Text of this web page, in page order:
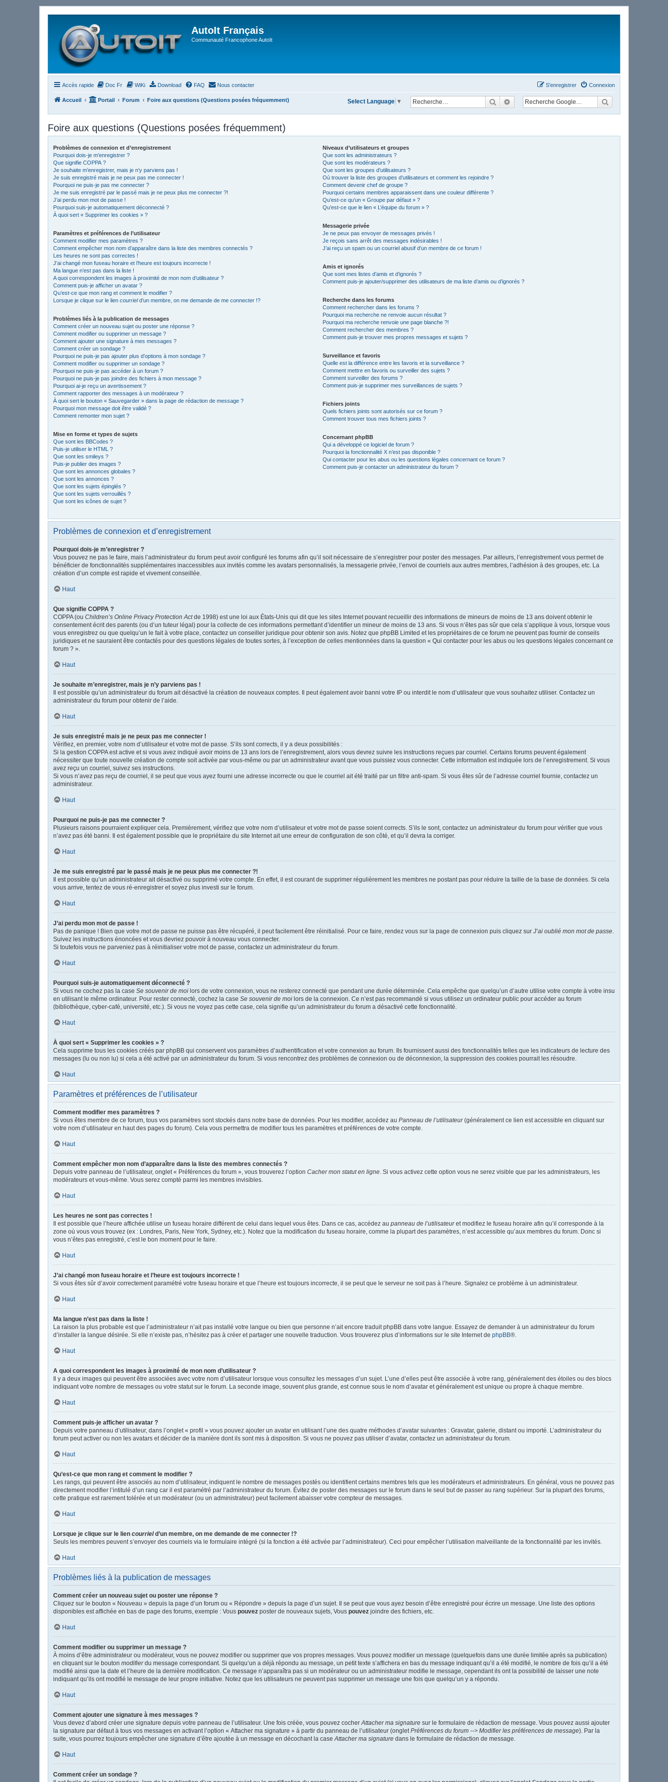
AutoIt Français
Communauté Francophone AutoIt
Accès rapide Doc Fr WiKi Download FAQ Nous contacter Connexion
S’enregistrer
Accueil Portail Forum Foire aux questions (Questions posées fréquemment) RechercherRecherche avancée
Select Language ▼
Foire aux questions (Questions posées fréquemment)
Problèmes de connexion et d’enregistrement
Pourquoi dois-je m’enregistrer ?
Que signifie COPPA ?
Je souhaite m’enregistrer, mais je n’y parviens pas !
Je suis enregistré mais je ne peux pas me connecter !
Pourquoi ne puis-je pas me connecter ?
Je me suis enregistré par le passé mais je ne peux plus me connecter ?!
J’ai perdu mon mot de passe !
Pourquoi suis-je automatiquement déconnecté ?
À quoi sert « Supprimer les cookies » ?
Paramètres et préférences de l’utilisateur
Comment modifier mes paramètres ?
Comment empêcher mon nom d’apparaître dans la liste des membres connectés ?
Les heures ne sont pas correctes !
J’ai changé mon fuseau horaire et l’heure est toujours incorrecte !
Ma langue n’est pas dans la liste !
A quoi correspondent les images à proximité de mon nom d’utilisateur ?
Comment puis-je afficher un avatar ?
Qu’est-ce que mon rang et comment le modifier ?
Lorsque je clique sur le lien courrield’un membre, on me demande de me connecter !?
Problèmes liés à la publication de messages
Comment créer un nouveau sujet ou poster une réponse ?
Comment modifier ou supprimer un message ?
Comment ajouter une signature à mes messages ?
Comment créer un sondage ?
Pourquoi ne puis-je pas ajouter plus d’options à mon sondage ?
Comment modifier ou supprimer un sondage ?
Pourquoi ne puis-je pas accéder à un forum ?
Pourquoi ne puis-je pas joindre des fichiers à mon message ?
Pourquoi ai-je reçu un avertissement ?
Comment rapporter des messages à un modérateur ?
À quoi sert le bouton « Sauvegarder » dans la page de rédaction de message ?
Pourquoi mon message doit être validé ?
Comment remonter mon sujet ?
Mise en forme et types de sujets
Que sont les BBCodes ?
Puis-je utiliser le HTML ?
Que sont les smileys ?
Puis-je publier des images ?
Que sont les annonces globales ?
Que sont les annonces ?
Que sont les sujets épinglés ?
Que sont les sujets verrouillés ?
Que sont les icônes de sujet ?
Niveaux d’utilisateurs et groupes
Que sont les administrateurs ?
Que sont les modérateurs ?
Que sont les groupes d’utilisateurs ?
Où trouver la liste des groupes d’utilisateurs et comment les rejoindre ?
Comment devenir chef de groupe ?
Pourquoi certains membres apparaissent dans une couleur différente ?
Qu’est-ce qu’un « Groupe par défaut » ?
Qu’est-ce que le lien « L’équipe du forum » ?
Messagerie privée
Je ne peux pas envoyer de messages privés !
Je reçois sans arrêt des messages indésirables !
J’ai reçu un spam ou un courriel abusif d’un membre de ce forum !
Amis et ignorés
Que sont mes listes d’amis et d’ignorés ?
Comment puis-je ajouter/supprimer des utilisateurs de ma liste d’amis ou d’ignorés ?
Recherche dans les forums
Comment rechercher dans les forums ?
Pourquoi ma recherche ne renvoie aucun résultat ?
Pourquoi ma recherche renvoie une page blanche ?!
Comment rechercher des membres ?
Comment puis-je trouver mes propres messages et sujets ?
Surveillance et favoris
Quelle est la différence entre les favoris et la surveillance ?
Comment mettre en favoris ou surveiller des sujets ?
Comment surveiller des forums ?
Comment puis-je supprimer mes surveillances de sujets ?
Fichiers joints
Quels fichiers joints sont autorisés sur ce forum ?
Comment trouver tous mes fichiers joints ?
Concernant phpBB
Qui a développé ce logiciel de forum ?
Pourquoi la fonctionnalité X n’est pas disponible ?
Qui contacter pour les abus ou les questions légales concernant ce forum ?
Comment puis-je contacter un administrateur du forum ?
Problèmes de connexion et d’enregistrement
Pourquoi dois-je m’enregistrer ?
Vous pouvez ne pas le faire, mais l’administrateur du forum peut avoir configuré les forums afin qu’il soit nécessaire de s’enregistrer pour poster des messages. Par ailleurs, l’enregistrement vous permet de
bénéficier de fonctionnalités supplémentaires inaccessibles aux invités comme les avatars personnalisés, la messagerie privée, l’envoi de courriels aux autres membres, l’adhésion à des groupes, etc. La
création d’un compte est rapide et vivement conseillée.
Haut
Que signifie COPPA ?
COPPA (ou Children’s Online Privacy Protection Actde 1998) est une loi aux États-Unis qui dit que les sites Internet pouvant recueillir des informations de mineurs de moins de 13 ans doivent obtenir le
consentement écrit des parents (ou d’un tuteur légal) pour la collecte de ces informations permettant d’identifier un mineur de moins de 13 ans. Si vous n’êtes pas sûr que cela s’applique à vous, lorsque vous
vous enregistrez ou que quelqu’un le fait à votre place, contactez un conseiller juridique pour obtenir son avis. Notez que phpBB Limited et les propriétaires de ce forum ne peuvent pas fournir de conseils
juridiques et ne sauraient être contactés pour des questions légales de toutes sortes, à l’exception de celles mentionnées dans la question « Qui contacter pour les abus ou les questions légales concernant ce
forum ? ».
Haut
Je souhaite m’enregistrer, mais je n’y parviens pas !
Il est possible qu’un administrateur du forum ait désactivé la création de nouveaux comptes. Il peut également avoir banni votre IP ou interdit le nom d’utilisateur que vous souhaitez utiliser. Contactez un
administrateur du forum pour obtenir de l’aide.
Haut
Je suis enregistré mais je ne peux pas me connecter !
Vérifiez, en premier, votre nom d’utilisateur et votre mot de passe. S’ils sont corrects, il y a deux possibilités :
Si la gestion COPPA est active et si vous avez indiqué avoir moins de 13 ans lors de l’enregistrement, alors vous devrez suivre les instructions reçues par courriel. Certains forums peuvent également
nécessiter que toute nouvelle création de compte soit activée par vous-même ou par un administrateur avant que vous puissiez vous connecter. Cette information est indiquée lors de l’enregistrement. Si vous
avez reçu un courriel, suivez ses instructions.
Si vous n’avez pas reçu de courriel, il se peut que vous ayez fourni une adresse incorrecte ou que le courriel ait été traité par un filtre anti-spam. Si vous êtes sûr de l’adresse courriel fournie, contactez un
administrateur.
Haut
Pourquoi ne puis-je pas me connecter ?
Plusieurs raisons pourraient expliquer cela. Premièrement, vérifiez que votre nom d’utilisateur et votre mot de passe soient corrects. S’ils le sont, contactez un administrateur du forum pour vérifier que vous
n’avez pas été banni. Il est également possible que le propriétaire du site Internet ait une erreur de configuration de son côté, et qu’il devra la corriger.
Haut
Je me suis enregistré par le passé mais je ne peux plus me connecter ?!
Il est possible qu’un administrateur ait désactivé ou supprimé votre compte. En effet, il est courant de supprimer régulièrement les membres ne postant pas pour réduire la taille de la base de données. Si cela
vous arrive, tentez de vous ré-enregistrer et soyez plus investi sur le forum.
Haut
J’ai perdu mon mot de passe !
Pas de panique ! Bien que votre mot de passe ne puisse pas être récupéré, il peut facilement être réinitialisé. Pour ce faire, rendez vous sur la page de connexion puis cliquez sur J’ai oublié mon mot de passe.
Suivez les instructions énoncées et vous devriez pouvoir à nouveau vous connecter.
Si toutefois vous ne parveniez pas à réinitialiser votre mot de passe, contactez un administrateur du forum.
Haut
Pourquoi suis-je automatiquement déconnecté ?
Si vous ne cochez pas la case Se souvenir de moi lors de votre connexion, vous ne resterez connecté que pendant une durée déterminée. Cela empêche que quelqu’un d’autre utilise votre compte à votre insu
en utilisant le même ordinateur. Pour rester connecté, cochez la case Se souvenir de moi lors de la connexion. Ce n’est pas recommandé si vous utilisez un ordinateur public pour accéder au forum
(bibliothèque, cyber-café, université, etc.). Si vous ne voyez pas cette case, cela signifie qu’un administrateur du forum a désactivé cette fonctionnalité.
Haut
À quoi sert « Supprimer les cookies » ?
Cela supprime tous les cookies créés par phpBB qui conservent vos paramètres d’authentification et votre connexion au forum. Ils fournissent aussi des fonctionnalités telles que les indicateurs de lecture des
messages (lu ou non lu) si cela a été activé par un administrateur du forum. Si vous rencontrez des problèmes de connexion ou de déconnexion, la suppression des cookies pourrait les résoudre.
Haut
Paramètres et préférences de l’utilisateur
Comment modifier mes paramètres ?
Si vous êtes membre de ce forum, tous vos paramètres sont stockés dans notre base de données. Pour les modifier, accédez au Panneau de l’utilisateur(généralement ce lien est accessible en cliquant sur
votre nom d’utilisateur en haut des pages du forum). Cela vous permettra de modifier tous les paramètres et préférences de votre compte.
Haut
Comment empêcher mon nom d’apparaître dans la liste des membres connectés ?
Depuis votre panneau de l’utilisateur, onglet « Préférences du forum », vous trouverez l’option Cacher mon statut en ligne. Si vous activez cette option vous ne serez visible que par les administrateurs, les
modérateurs et vous-même. Vous serez compté parmi les membres invisibles.
Haut
Les heures ne sont pas correctes !
Il est possible que l’heure affichée utilise un fuseau horaire différent de celui dans lequel vous êtes. Dans ce cas, accédez au panneau de l’utilisateuret modifiez le fuseau horaire afin qu’il corresponde à la
zone où vous vous trouvez (ex : Londres, Paris, New York, Sydney, etc.). Notez que la modification du fuseau horaire, comme la plupart des paramètres, n’est accessible qu’aux membres du forum. Donc si
vous n’êtes pas enregistré, c’est le bon moment pour le faire.
Haut
J’ai changé mon fuseau horaire et l’heure est toujours incorrecte !
Si vous êtes sûr d’avoir correctement paramétré votre fuseau horaire et que l’heure est toujours incorrecte, il se peut que le serveur ne soit pas à l’heure. Signalez ce problème à un administrateur.
Haut
Ma langue n’est pas dans la liste !
La raison la plus probable est que l’administrateur n’ait pas installé votre langue ou bien que personne n’ait encore traduit phpBB dans votre langue. Essayez de demander à un administrateur du forum
d’installer la langue désirée. Si elle n’existe pas, n’hésitez pas à créer et partager une nouvelle traduction. Vous trouverez plus d’informations sur le site Internet de phpBB®.
Haut
A quoi correspondent les images à proximité de mon nom d’utilisateur ?
Il y a deux images qui peuvent être associées avec votre nom d’utilisateur lorsque vous consultez les messages d’un sujet. L’une d’elles peut être associée à votre rang, généralement des étoiles ou des blocs
indiquant votre nombre de messages ou votre statut sur le forum. La seconde image, souvent plus grande, est connue sous le nom d’avatar et généralement est unique ou propre à chaque membre.
Haut
Comment puis-je afficher un avatar ?
Depuis votre panneau d’utilisateur, dans l’onglet « profil » vous pouvez ajouter un avatar en utilisant l’une des quatre méthodes d’avatar suivantes : Gravatar, galerie, distant ou importé. L’administrateur du
forum peut activer ou non les avatars et décider de la manière dont ils sont mis à disposition. Si vous ne pouvez pas utiliser d’avatar, contactez un administrateur du forum.
Haut
Qu’est-ce que mon rang et comment le modifier ?
Les rangs, qui peuvent être associés au nom d’utilisateur, indiquent le nombre de messages postés ou identifient certains membres tels que les modérateurs et administrateurs. En général, vous ne pouvez pas
directement modifier l’intitulé d’un rang car il est paramétré par l’administrateur du forum. Évitez de poster des messages sur le forum dans le seul but de passer au rang supérieur. Sur la plupart des forums,
cette pratique est rarement tolérée et un modérateur (ou un administrateur) peut facilement abaisser votre compteur de messages.
Haut
Lorsque je clique sur le lien courrield’un membre, on me demande de me connecter !?
Seuls les membres peuvent s’envoyer des courriels via le formulaire intégré (si la fonction a été activée par l’administrateur). Ceci pour empêcher l’utilisation malveillante de la fonctionnalité par les invités.
Haut
Problèmes liés à la publication de messages
Comment créer un nouveau sujet ou poster une réponse ?
Cliquez sur le bouton « Nouveau » depuis la page d’un forum ou « Répondre » depuis la page d’un sujet. Il se peut que vous ayez besoin d’être enregistré pour écrire un message. Une liste des options
disponibles est affichée en bas de page des forums, exemple : Vous pouvez poster de nouveaux sujets, Vous pouvez joindre des fichiers, etc.
Haut
Comment modifier ou supprimer un message ?
À moins d’être administrateur ou modérateur, vous ne pouvez modifier ou supprimer que vos propres messages. Vous pouvez modifier un message (quelquefois dans une durée limitée après sa publication)
en cliquant sur le bouton modifierdu message correspondant. Si quelqu’un a déjà répondu au message, un petit texte s’affichera en bas du message indiquant qu’il a été modifié, le nombre de fois qu’il a été
modifié ainsi que la date et l’heure de la dernière modification. Ce message n’apparaîtra pas si un modérateur ou un administrateur modifie le message, cependant ils ont la possibilité de laisser une note
indiquant qu’ils ont modifié le message de leur propre initiative. Notez que les utilisateurs ne peuvent pas supprimer un message une fois que quelqu’un y a répondu.
Haut
Comment ajouter une signature à mes messages ?
Vous devez d’abord créer une signature depuis votre panneau de l’utilisateur. Une fois créée, vous pouvez cocherAttacher ma signature sur le formulaire de rédaction de message. Vous pouvez aussi ajouter
la signature par défaut à tous vos messages en activant l’option « Attacher ma signature » à partir du panneau de l’utilisateur (ongletPréférences du forum --> Modifier les préférences de message). Par la
suite, vous pourrez toujours empêcher une signature d’être ajoutée à un message en décochant la caseAttacher ma signature dans le formulaire de rédaction de message.
Haut
Comment créer un sondage ?